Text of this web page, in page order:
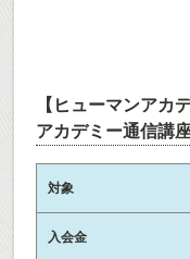
【ヒューマンアカ
アカデミー通信講
対象
入会金